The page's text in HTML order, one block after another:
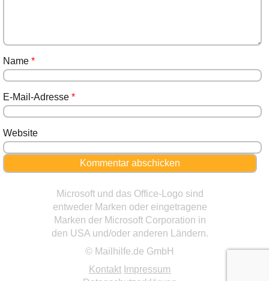
Name *
E-Mail-Adresse *
Website
Microsoft und das Office-Logo sind
entweder Marken oder eingetragene
Marken der Microsoft Corporation in
den USA und/oder anderen Ländern.
© Mailhilfe.de GmbH
Kontakt Impressum